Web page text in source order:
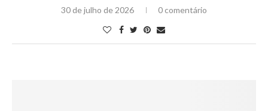
30 de julho de 2026 0 comentário